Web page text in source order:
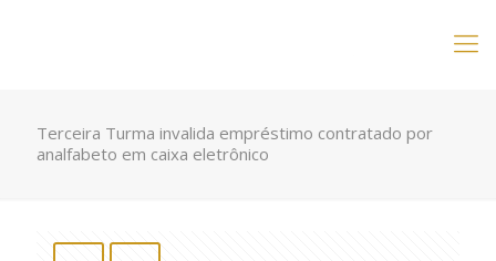
Terceira Turma invalida empréstimo contratado por
analfabeto em caixa eletrônico